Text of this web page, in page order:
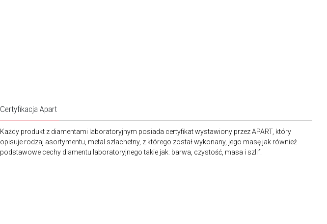
Certyfikacja Apart
Każdy produkt z diamentami laboratoryjnym posiada certyfikat wystawiony przez APART, który
opisuje rodzaj asortymentu, metal szlachetny, z którego został wykonany, jego masę jak również
podstawowe cechy diamentu laboratoryjnego takie jak: barwa, czystość, masa i szlif.